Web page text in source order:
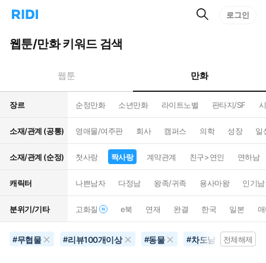
리
홈
으
턴
트
검
로그인
웹툰/만화 키워드 검색
웹툰 만화
장르 순정만화 소년만화 라이트노벨 판타지/SF
소재/관계 (공통) 영애물/여주판 회사 캠퍼스 의학 성장 일
소재/관계 (순정) 첫사랑 짝사랑 계약관계 친구>연인 연하남
캐릭터 나쁜남자 다정남 왕족/귀족 용사마왕 인기남
분위기/기타 고화질 e북 연재 완결 한국 일본
#무협물 #리뷰100개이상 #동물 #차도남 #짝사랑
전체해제